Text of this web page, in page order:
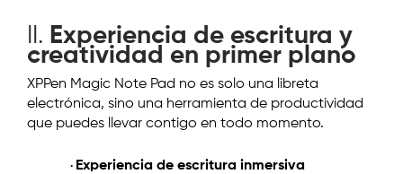
II. Experiencia de escritura y
creatividad en primer plano
XPPen Magic Note Pad no es solo una libreta
electrónica, sino una herramienta de productividad
que puedes llevar contigo en todo momento.
· Experiencia de escritura inmersiva